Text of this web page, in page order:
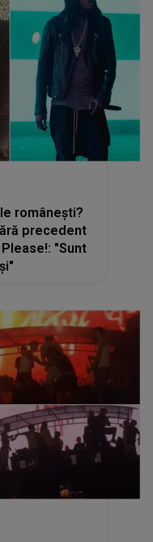
românești?
precedent
"Sunt